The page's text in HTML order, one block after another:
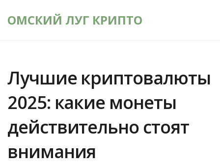
ОМСКИЙ ЛУГ КРИПТО
Лучшие криптовалюты
2025: какие монеты
действительно стоят
внимания